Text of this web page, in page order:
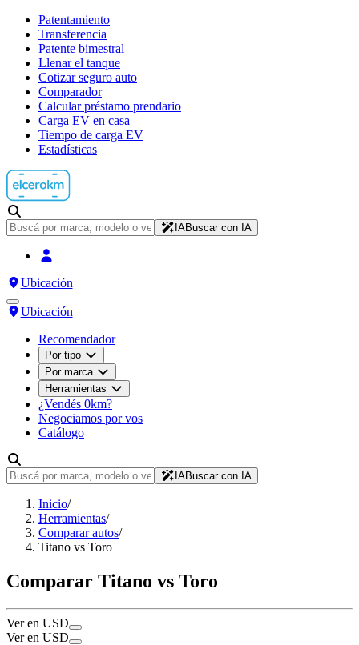
Patentamiento
Transferencia
Patente bimestral
Llenar el tanque
Cotizar seguro auto
Comparador
Calcular préstamo prendario
Carga EV en casa
Tiempo de carga EV
Estadísticas
IABuscar con IA
Ubicación
Ubicación
Recomendador
Por tipo
Por marca
Herramientas
¿Vendés 0km?
Negociamos por vos
Catálogo
IABuscar con IA
Inicio/
Herramientas/
Comparar autos/
Titano vs Toro
Comparar Titano vs Toro
Ver en USD
Ver en USD